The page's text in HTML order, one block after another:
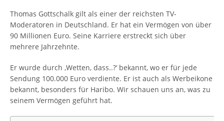
Thomas Gottschalk gilt als einer der reichsten TV-
Moderatoren in Deutschland. Er hat ein Vermögen von über
90 Millionen Euro. Seine Karriere erstreckt sich über
mehrere Jahrzehnte.
Er wurde durch ‚Wetten, dass..?‘ bekannt, wo er für jede
Sendung 100.000 Euro verdiente. Er ist auch als Werbeikone
bekannt, besonders für Haribo. Wir schauen uns an, was zu
seinem Vermögen geführt hat.